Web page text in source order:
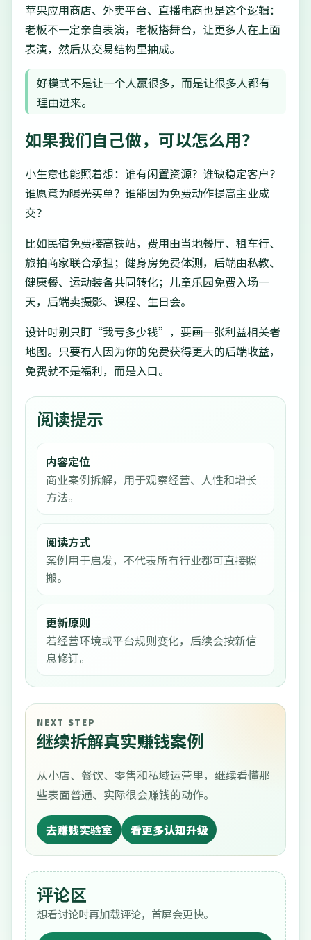
苹果应用商店、外卖平台、直播电商也是这个逻辑：
老板不一定亲自表演，老板搭舞台，让更多人在上面
表演，然后从交易结构里抽成。
好模式不是让一个人赢很多，而是让很多人都有
理由进来。
如果我们自己做，可以怎么用？
小生意也能照着想：谁有闲置资源？谁缺稳定客户？
谁愿意为曝光买单？谁能因为免费动作提高主业成
交？
比如民宿免费接高铁站，费用由当地餐厅、租车行、
旅拍商家联合承担；健身房免费体测，后端由私教、
健康餐、运动装备共同转化；儿童乐园免费入场一
天，后端卖摄影、课程、生日会。
设计时别只盯“我亏多少钱”，要画一张利益相关者
地图。只要有人因为你的免费获得更大的后端收益，
免费就不是福利，而是入口。
阅读提示
内容定位
商业案例拆解，用于观察经营、人性和增长
方法。
阅读方式
案例用于启发，不代表所有行业都可直接照
搬。
更新原则
若经营环境或平台规则变化，后续会按新信
息修订。
NEXT STEP
继续拆解真实赚钱案例
从小店、餐饮、零售和私域运营里，继续看懂那
些表面普通、实际很会赚钱的动作。
去赚钱实验室 看更多认知升级
评论区
想看讨论时再加载评论，首屏会更快。